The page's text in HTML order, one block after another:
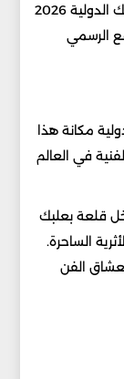
يمكن للراغبين بحضور فعاليات مهرجانات بعلبك الدولية 2026
الرسمي
مكانة هذا
في العالم
قلعة بعلبك
الساحرة.
لعشاق الفن